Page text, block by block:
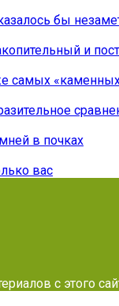
бы
и
самых
в почках
вас
с этого